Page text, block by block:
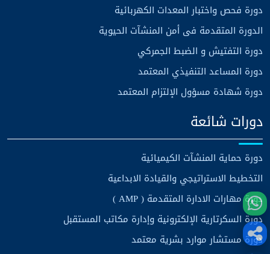
دورة فحص واختبار المعدات الكهربائية
الدورة المتقدمة فى أمن المنشآت الحيوية
دورة التفتيش و الضبط الجمركي
دورة المساعد التنفيذي المعتمد
دورة شهادة مسؤول الإلتزام المعتمد
دورات شائعة
دورة حماية المنشآت الكيميائية
التخطيط الاستراتيجي والقيادة الابداعية
دورة مهارات الادارة المتقدمة ( AMP )
دورة السكرتارية الإلكترونية وإدارة مكاتب المستقبل
دورة مستشار موارد بشرية معتمد